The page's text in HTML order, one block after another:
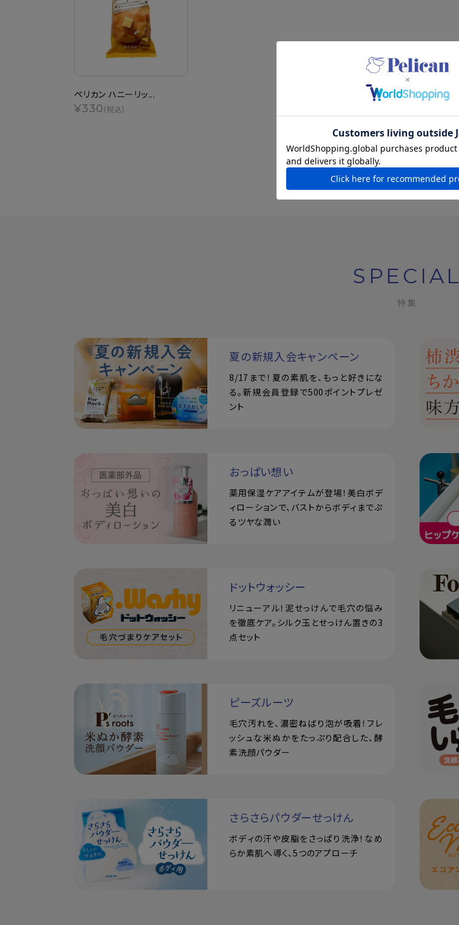
ペリカン ハニーリッ...
¥330(税込)
SPECIAL
特集
夏の新規入会キャンペーン
8/17まで！夏の素肌を、もっと好きにな
る。新規会員登録で500ポイントプレゼ
ント
おっぱい想い
薬用保湿ケアアイテムが登場！美白ボデ
ィローションで、バストからボディまでぷ
るツヤな潤い
ドットウォッシー
リニューアル！泥せっけんで毛穴の悩み
を徹底ケア。シルク玉とせっけん置きの3
点セット
ピーズルーツ
毛穴汚れを、濃密ねばり泡が吸着！フレ
ッシュな米ぬかをたっぷり配合した、酵
素洗顔パウダー
さらさらパウダーせっけん
ボディの汗や皮脂をさっぱり洗浄！なめ
らか素肌へ導く、5つのアプローチ